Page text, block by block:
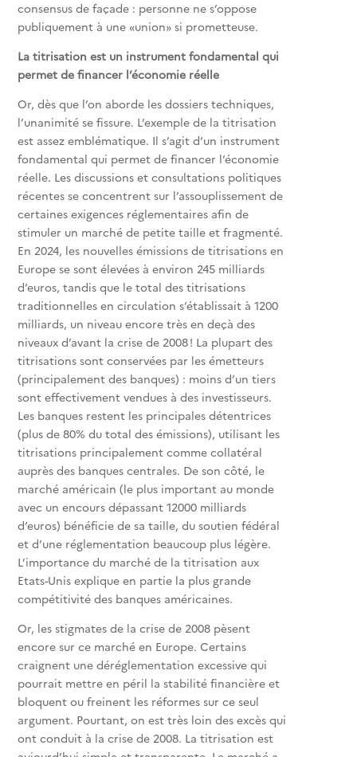
consensus de façade : personne ne s’oppose
publiquement à une «union» si prometteuse.
La titrisation est un instrument fondamental qui
permet de financer l’économie réelle
Or, dès que l’on aborde les dossiers techniques,
l’unanimité se fissure. L’exemple de la titrisation
est assez emblématique. Il s’agit d’un instrument
fondamental qui permet de financer l’économie
réelle. Les discussions et consultations politiques
récentes se concentrent sur l’assouplissement de
certaines exigences réglementaires afin de
stimuler un marché de petite taille et fragmenté.
En 2024, les nouvelles émissions de titrisations en
Europe se sont élevées à environ 245 milliards
d’euros, tandis que le total des titrisations
traditionnelles en circulation s’établissait à 1200
milliards, un niveau encore très en deçà des
niveaux d’avant la crise de 2008 ! La plupart des
titrisations sont conservées par les émetteurs
(principalement des banques) : moins d’un tiers
sont effectivement vendues à des investisseurs.
Les banques restent les principales détentrices
(plus de 80% du total des émissions), utilisant les
titrisations principalement comme collatéral
auprès des banques centrales. De son côté, le
marché américain (le plus important au monde
avec un encours dépassant 12000 milliards
d’euros) bénéficie de sa taille, du soutien fédéral
et d’une réglementation beaucoup plus légère.
L’importance du marché de la titrisation aux
Etats-Unis explique en partie la plus grande
compétitivité des banques américaines.
Or, les stigmates de la crise de 2008 pèsent
encore sur ce marché en Europe. Certains
craignent une déréglementation excessive qui
pourrait mettre en péril la stabilité financière et
bloquent ou freinent les réformes sur ce seul
argument. Pourtant, on est très loin des excès qui
ont conduit à la crise de 2008. La titrisation est